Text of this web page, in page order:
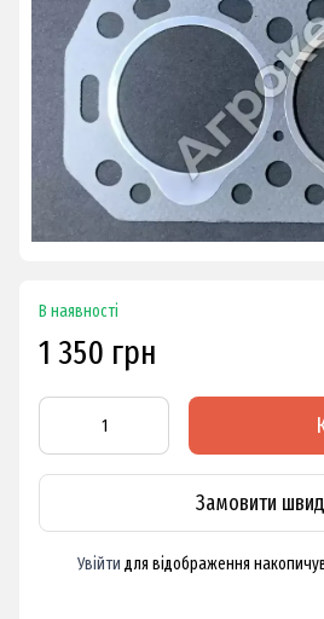
В наявності
1 350 грн
Замовити
Увійти для відображення